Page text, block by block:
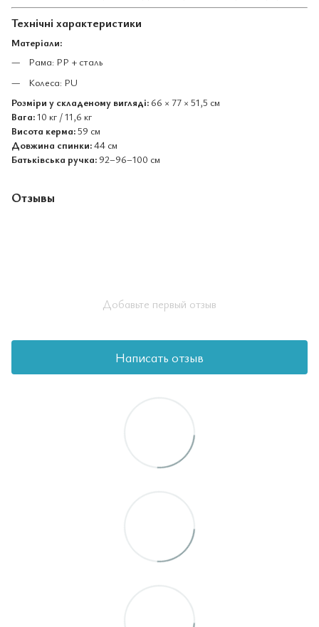
Технічні характеристики
Матеріали:
Рама: PP + сталь
Колеса: PU
Розміри у складеному вигляді: 66 × 77 × 51,5 см
Вага:10 кг / 11,6 кг
Висота керма:59 см
Довжина спинки:44 см
Батьківська ручка: 92–96–100 см
Отзывы
Добавьте первый отзыв
Написать отзыв